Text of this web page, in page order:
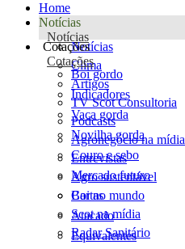
Home
Notícias
Notícias
Notícias
Clima
Artigos
TV Scot Consultoria
Podcasts
Agronegócio na mídia
Entrevistas
Agro sustentável
Cartas
Scot na mídia
Radar Sanitário
Cotações
Cotações
Boi gordo
Indicadores
Vaca gorda
Novilha gorda
Couro e sebo
Mercado futuro
Boi no mundo
Atacado
Equivalentes